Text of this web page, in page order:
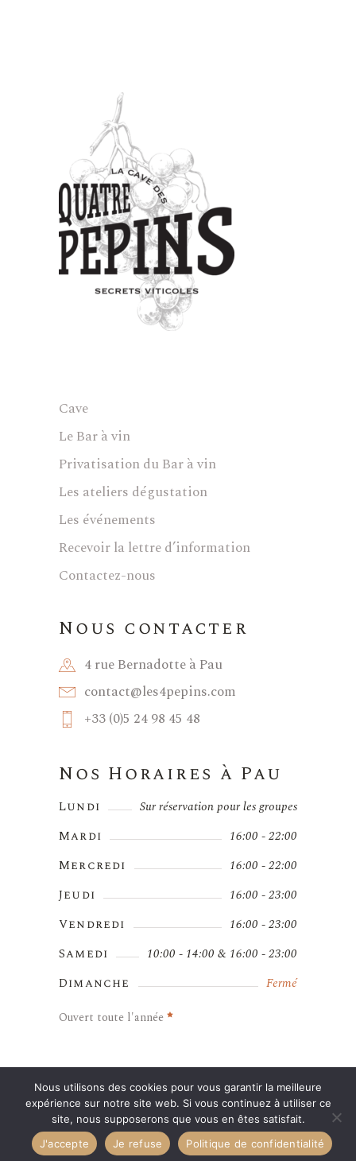
Cave
Le Bar à vin
Privatisation du Bar à vin
Les ateliers dégustation
Les événements
Recevoir la lettre d’information
Contactez-nous
Nous contacter
4 rue Bernadotte à Pau
contact@les4pepins.com
+33 (0)5 24 98 45 48
Nos Horaires à Pau
Lundi
Sur réservation pour les groupes
Mardi
16:00 - 22:00
Mercredi
16:00 - 22:00
Jeudi
16:00 - 23:00
Vendredi
16:00 - 23:00
Samedi
10:00 - 14:00 & 16:00 - 23:00
Dimanche
Fermé
Ouvert toute l'année
Copyright 2021- Tous droits réservés –
Mentions légales–Conditions Générales de Vente–
réalisation Saison d’Or
Nous utilisons des cookies pour vous garantir la meilleure
expérience sur notre site web. Si vous continuez à utiliser ce
site, nous supposerons que vous en êtes satisfait.
J'accepte
Je refuse Politique de confidentialité